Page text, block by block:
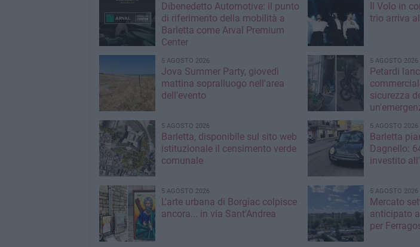
Dibenedetto Automotive: il punto
di riferimento della mobilità a
Barletta come Arval Premium
Center
Il Volo in
trio arriva
5 AGOSTO 2026
Jova Summer Party, giovedì
mattina sopralluogo nell'area
dell'evento
5 AGOSTO 2026
Petardi
sicurezza
5 AGOSTO 2026
Barletta, disponibile sul sito web
istituzionale il censimento verde
comunale
5 AGOSTO 2026
Barletta
Dagnello:
investito
5 AGOSTO 2026
L'arte urbana di Borgiac colpisce
ancora... in via Sant'Andrea
5 AGOSTO 2026
Mercato
anticipato
per